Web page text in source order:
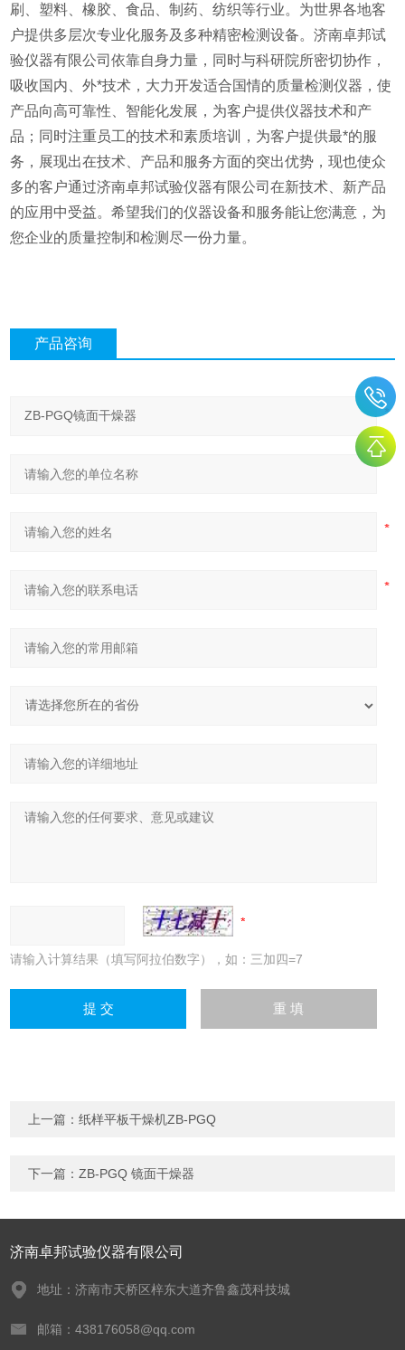
刷、塑料、橡胶、食品、制药、纺织等行业。为世界各地客
户提供多层次专业化服务及多种精密检测设备。济南卓邦试
验仪器有限公司依靠自身力量，同时与科研院所密切协作，
吸收国内、外*技术，大力开发适合国情的质量检测仪器，使
产品向高可靠性、智能化发展，为客户提供仪器技术和产
品；同时注重员工的技术和素质培训，为客户提供最*的服
务，展现出在技术、产品和服务方面的突出优势，现也使众
多的客户通过济南卓邦试验仪器有限公司在新技术、新产品
的应用中受益。希望我们的仪器设备和服务能让您满意，为
您企业的质量控制和检测尽一份力量。
产品咨询
请输入计算结果（填写阿拉伯数字），如：三加四=7
上一篇：纸样平板干燥机ZB-PGQ
下一篇：ZB-PGQ 镜面干燥器
济南卓邦试验仪器有限公司
地址：济南市天桥区梓东大道齐鲁鑫茂科技城
邮箱：438176058@qq.com